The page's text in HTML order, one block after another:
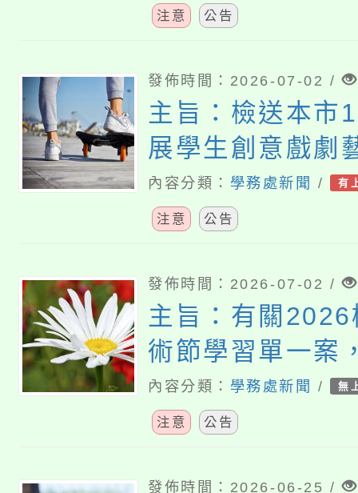
案，請轉知貴校
詳如說明，請查
注意 公告
發佈時間：2026-07-02 /
主旨：檢送本市
展學生創意戲劇
施計畫1份，請
內容分類： 學務處新聞 / 有
注意 公告
發佈時間：2026-07-02 /
主旨：有關
術節學習單一案
內容分類： 學務處新聞 / 無
注意 公告
發佈時間：2026-06-25 /